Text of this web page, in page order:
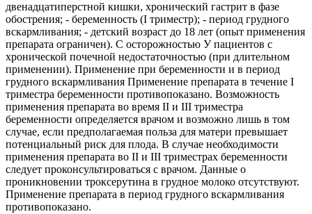
двенадцатиперстной кишки, хронический гастрит в фазе
обострения; - беременность (I триместр); - период грудного
вскармливания; - детский возраст до 18 лет (опыт применения
препарата ограничен). С осторожностью У пациентов с
хронической почечной недостаточностью (при длительном
применении). Применение при беременности и в период
грудного вскармливания Применение препарата в течение I
триместра беременности противопоказано. Возможность
применения препарата во время II и III триместра
беременности определяется врачом и возможно лишь в том
случае, если предполагаемая польза для матери превышает
потенциальный риск для плода. В случае необходимости
применения препарата во II и III триместрах беременности
следует проконсультироваться с врачом. Данные о
проникновении троксерутина в грудное молоко отсутствуют.
Применение препарата в период грудного вскармливания
противопоказано.